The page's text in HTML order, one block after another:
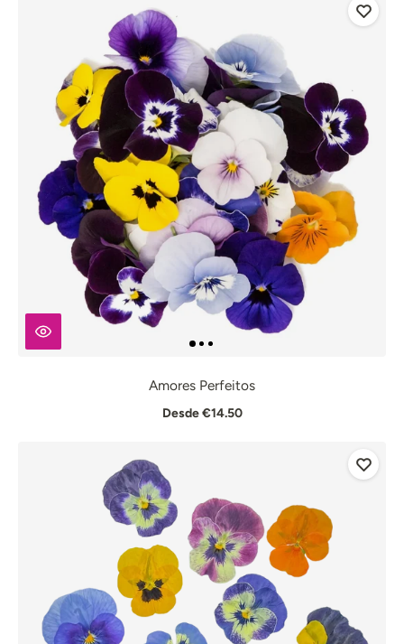
Amores Perfeitos
Desde €14.50